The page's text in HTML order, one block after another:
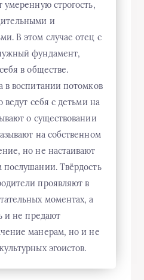
умеренную строгость,
и
В этом случае отец с
фундамент,
в обществе.
в воспитании потомков
ведут себя с детьми на
о существовании
на собственном
но не настаивают
послушании. Твёрдость
проявляют в
моментах, а
и не предают
манерам, но и не
эгоистов.